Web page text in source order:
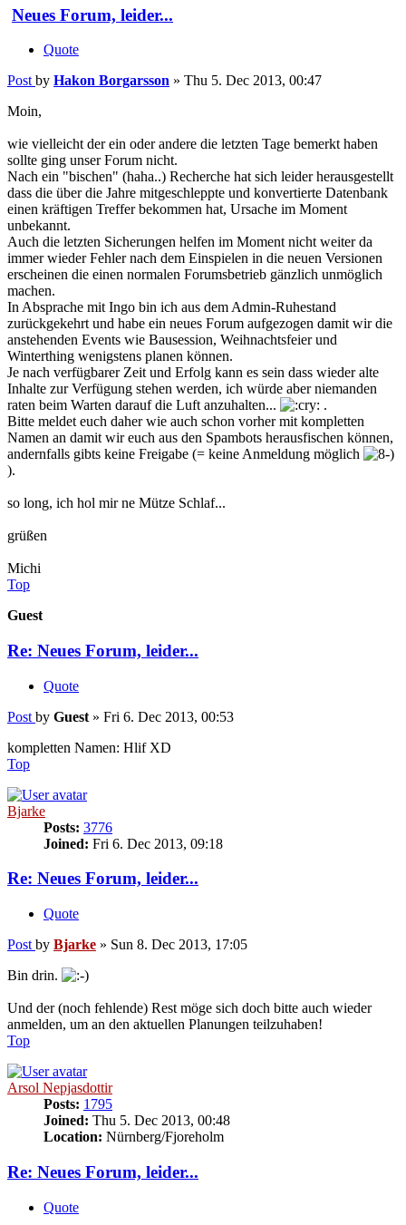
Neues Forum, leider...
Quote
Post by Hakon Borgarsson » Thu 5. Dec 2013, 00:47
Moin,
wie vielleicht der ein oder andere die letzten Tage bemerkt haben
sollte ging unser Forum nicht.
Nach ein "bischen" (haha..) Recherche hat sich leider herausgestellt
dass die über die Jahre mitgeschleppte und konvertierte Datenbank
einen kräftigen Treffer bekommen hat, Ursache im Moment
unbekannt.
Auch die letzten Sicherungen helfen im Moment nicht weiter da
immer wieder Fehler nach dem Einspielen in die neuen Versionen
erscheinen die einen normalen Forumsbetrieb gänzlich unmöglich
machen.
In Absprache mit Ingo bin ich aus dem Admin-Ruhestand
zurückgekehrt und habe ein neues Forum aufgezogen damit wir die
anstehenden Events wie Bausession, Weihnachtsfeier und
Winterthing wenigstens planen können.
Je nach verfügbarer Zeit und Erfolg kann es sein dass wieder alte
Inhalte zur Verfügung stehen werden, ich würde aber niemanden
raten beim Warten darauf die Luft anzuhalten...
.
Bitte meldet euch daher wie auch schon vorher mit kompletten
Namen an damit wir euch aus den Spambots herausfischen können,
andernfalls gibts keine Freigabe (= keine Anmeldung möglich
).
so long, ich hol mir ne Mütze Schlaf...
grüßen
Michi
Top
Guest
Re: Neues Forum, leider...
Quote
Post by Guest » Fri 6. Dec 2013, 00:53
kompletten Namen: Hlif XD
Top
Bjarke
Posts: 3776
Joined: Fri 6. Dec 2013, 09:18
Re: Neues Forum, leider...
Quote
Post by Bjarke » Sun 8. Dec 2013, 17:05
Bin drin.
Und der (noch fehlende) Rest möge sich doch bitte auch wieder
anmelden, um an den aktuellen Planungen teilzuhaben!
Top
Arsol Nepjasdottir
Posts: 1795
Joined: Thu 5. Dec 2013, 00:48
Location: Nürnberg/Fjoreholm
Re: Neues Forum, leider...
Quote